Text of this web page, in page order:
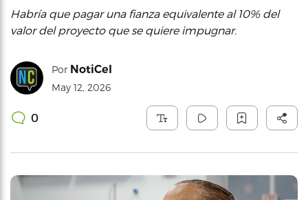
Habría que pagar una fianza equivalente al 10% del
valor del proyecto que se quiere impugnar.
Por NotiCel
May 12, 2026
0